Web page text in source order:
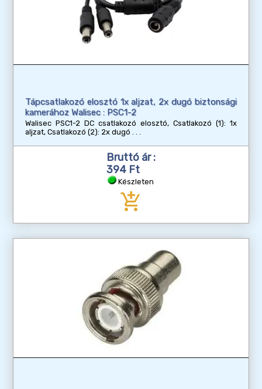
Tápcsatlakozó elosztó 1x aljzat, 2x dugó biztonsági
kamerához Walisec : PSC1-2
Walisec PSC1-2 DC csatlakozó elosztó, Csatlakozó (1): 1x
aljzat, Csatlakozó (2): 2x dugó
Bruttó ár :
394 Ft
Készleten
add_shopping_cart